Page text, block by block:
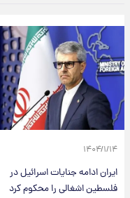
۱۴۰۴/۱/۱۴
ایران ادامه جنایات اسرائیل در
فلسطین اشغالی را محکوم کرد